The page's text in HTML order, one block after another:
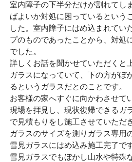
室内障子の下半分だけが割れてし
ばよいか対処に困っているという
した。室内障子にはめ込まれてい
プのものであったことから、対処
でした。
詳しくお話を聞かせていただくと
ガラスになっていて、下の方がぼ
るというガラスだとのことです。
お客様の家へすぐに向かわさせて
現場を拝見し、現状復帰できるガ
で見積もりをし施工させていただ
ガラスのサイズを測りガラス専用
雪見ガラスにはめ込み施工完了です
雪見ガラスでもぼかし山水や特殊